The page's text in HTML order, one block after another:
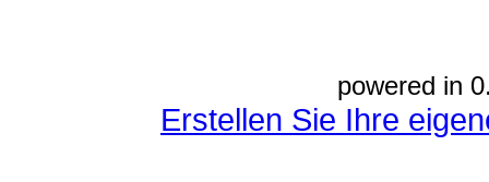
powered in
Erstellen Sie Ihre